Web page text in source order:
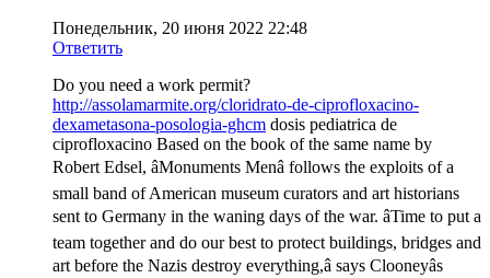
Понедельник, 20 июня 2022 22:48
Ответить
Do you need a work permit?
http://assolamarmite.org/cloridrato-de-ciprofloxacino-
dexametasona-posologia-ghcm dosis pediatrica de
ciprofloxacino Based on the book of the same name by
Robert Edsel, âMonuments Menâ follows the exploits of a
small band of American museum curators and art historians
sent to Germany in the waning days of the war. âTime to put a
team together and do our best to protect buildings, bridges and
art before the Nazis destroy everything,â says Clooneyâs